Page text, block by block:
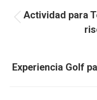
entre
Actividad para
Experiencia Golf